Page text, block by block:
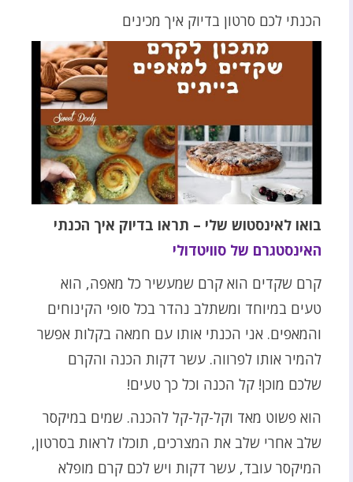
הכנתי לכם סרטון בדיוק איך מכינים
בואו לאינסטוש שלי – תראו בדיוק איך הכנתי
האינסטגרם של סוויטדולי
קרם שקדים הוא קרם שמעשיר כל מאפה, הוא
טעים במיוחד ומשתלב נהדר בכל סופי הקינוחים
והמאפים. אני הכנתי אותו עם חמאה בקלות אפשר
להמיר אותו לפרווה. עשר דקות הכנה והקרם
שלכם מוכן! קל הכנה וכל כך טעים!
הוא פשוט מאד וקל-קל-קל להכנה. שמים במיקסר
שלב אחרי שלב את המצרכים, תוכלו לראות בסרטון,
המיקסר עובד, עשר דקות ויש לכם קרם מופלא